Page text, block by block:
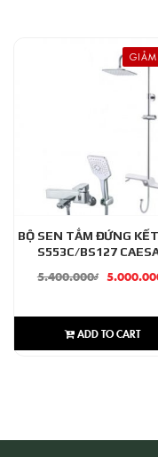
BỘ SEN TẮM ĐỨNG
S553C/BS127
5.400.000₫
ADD TO CART